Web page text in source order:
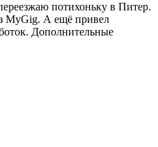
потихоньку в Питер.
MyGig. А ещё привел
Дополнительные